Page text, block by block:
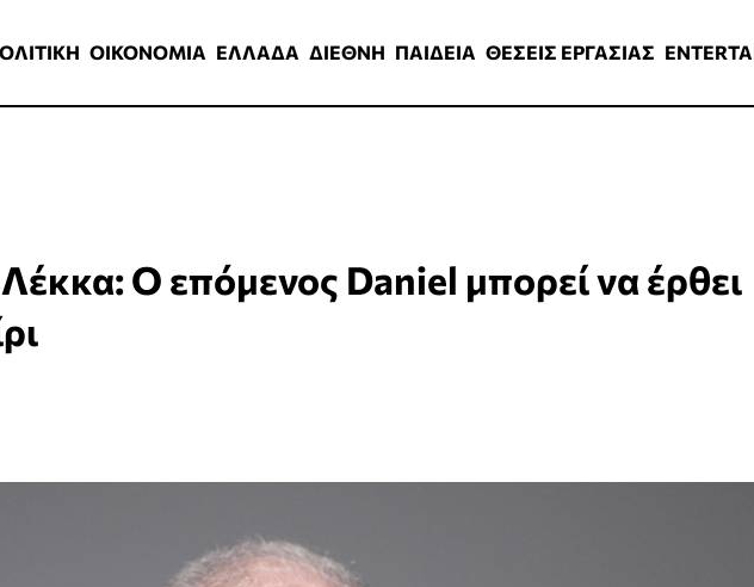
ΟΙΚΟΝΟΜΙΑ ΕΛΛΑΔΑ ΔΙΕΘΝΗ ΠΑΙΔΕΙΑ ΘΕΣΕΙΣ ΕΡΓΑΣΙΑΣ
Ο επόμενος Daniel μπορεί να έρθει